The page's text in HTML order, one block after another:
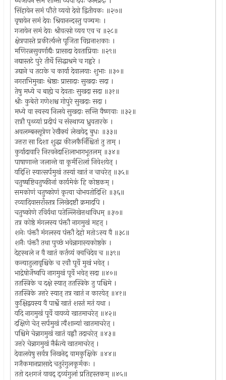
सिंहायेन समं पौरो व्ययो देयो द्वितीयकः ॥२७॥
वृषायेन समं देयः श्रियानन्दस्तु पञ्चमः ।
गजायेन समं देयः श्रीवत्सो व्यय एव च ॥२८॥
क्षेत्रपास्ते प्रकीर्त्यन्ते पूजिता विघ्ननाशकाः ।
मणिरत्नसुवर्णाद्यैः प्रासादा देवताप्रियाः ॥२९॥
नद्यास्तटे पुरे तीर्थे सिद्धाश्रमे च गह्वरे ।
उद्याने च तटाके च कार्या देवालयाः शुभाः ॥३०॥
नगराभिमुखाः श्रेष्ठाः प्रासादाः सुखदाः सदा ।
तेषु मध्ये च बाह्ये च देवताः सुखदा सदा ॥३१॥
श्रीः कुबेरो गणेशश्च गोपुरे सुखदाः सदा ।
मध्ये वा स्वस्य निलये सुखदाः सन्ति वैष्णवाः ॥३२॥
रात्रौ पृथ्व्यां प्रदीपं च संस्थाप्य ध्रुवतारके ।
अवलम्बनसूत्रेण रेखैक्यं लेखयेद् बुधः ॥३३॥
उत्तरा सा दिशा शुद्धा कीलकैर्निश्चितां तु ताम् ।
कुर्यादावारि निरवनेदाशिलाभागभूतलम् ॥३४॥
पाषाणान्ते जलान्ते वा कूर्मशिलां निवेशयेत् ।
यद्दिशि स्यात्सर्पमुखं तस्यां खातं न चाचरेत् ॥३५॥
चतुष्षष्टिचतुष्कीनां कार्यमेकं हि कोष्ठकम् ।
समकोणं चतुष्कोणं कृत्वा चोभयतोदिशि ॥३६॥
रव्यादिवासराँस्तत्र लिखेदष्टौ क्रमादपि ।
चतुष्कोणे रविर्यथा पतेल्लिखेत्तथाविधम् ॥३७॥
तत्र कोष्ठे मंगलस्य पंक्तौ नागमुखं महत् ।
शनेः पंक्तौ मंगलस्य पंक्तौ देहो मतोऽस्य वै ॥३८॥
शनैः पंक्तौ तथा पुच्छं भवेन्नागास्यकोष्ठके ।
देहस्थले न वै खातं कर्तव्यं क्वचिदेव च ॥३९॥
कन्यातुलावृश्चिके च रवौ पूर्वे मुखं भवेत् ।
भाद्रेषोर्जेष्वपि नागमुखं पूर्वे भवेत् सदा ॥४०॥
ततस्त्रिके च दक्षे स्यात् ततस्त्रिके तु पश्चिमे ।
ततस्त्रिके उत्तरे स्यात् तत्र खातं न कारयेत् ॥४१॥
कुक्षिद्वयस्य वै पार्श्वे खातं शस्तं मतं यथा ।
यदि नागमुखं पूर्वे वायव्ये खातमाचरेत् ॥४२॥
दक्षिणे चेत् सर्पमुखं त्वैशान्यां खातमाचरेत् ।
पश्चिमे चेन्नागमुखं खातं वह्नौ तदाचरेत् ॥४३॥
उत्तरे चेन्नागमुखं नैर्ऋत्ये खातमाचरेत् ।
देवालयेषु सर्वत्र निखनेद् वामकुक्षिके ॥४४॥
गजैकमानप्रासादे चतुरंगुलकूर्मकः ।
ततो दशगजं यावद् द्व्यंगुलां प्रतिहस्तकम् ॥४५॥